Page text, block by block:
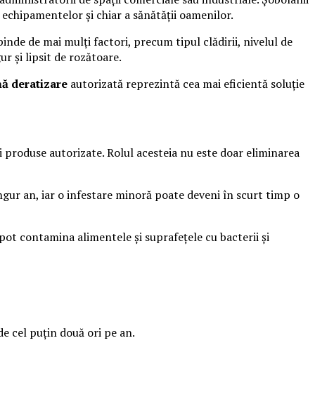
și chiar a sănătății oamenilor.
de mai mulți factori, precum tipul clădirii, nivelul de
și lipsit de rozătoare.
deratizare autorizată reprezintă cea mai eficientă soluție
autorizate. Rolul acesteia nu este doar eliminarea
an, iar o infestare minoră poate deveni în scurt timp o
contamina alimentele și suprafețele cu bacterii și
cel puțin două ori pe an.